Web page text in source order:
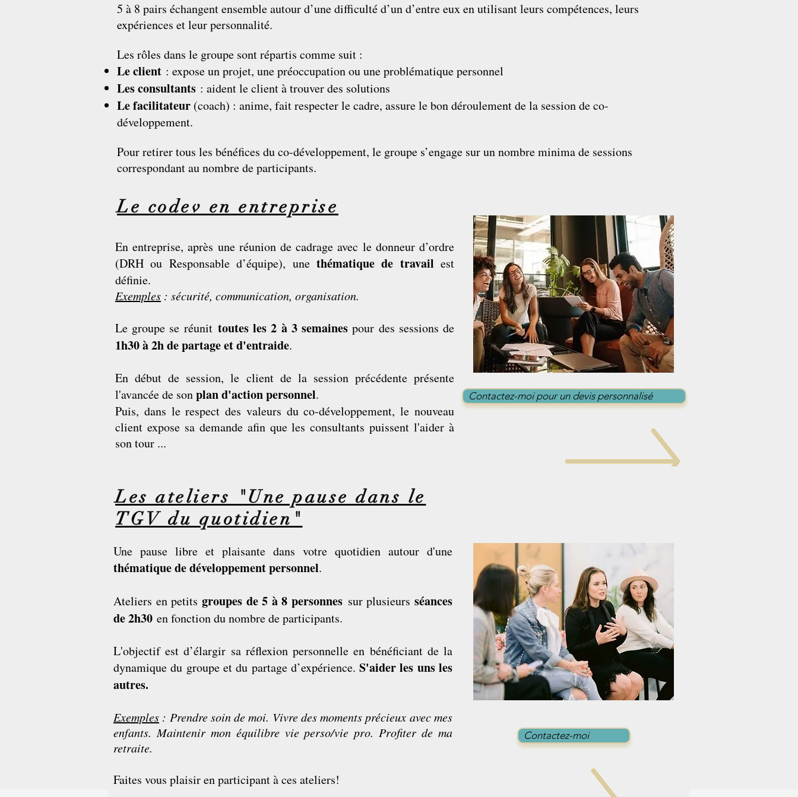
5 à 8 pairs échangent ensemble autour d’une difficulté d’un d’entre eux en utilisant leurs compétences, leurs
expériences et leur personnalité.
Les rôles dans le groupe sont répartis comme suit :
Le client : expose un projet, une préoccupation ou une problématique personnel
Les consultants : aident le client à trouver des solutions
Le facilitateur (coach) : anime, fait respecter le cadre, assure le bon déroulement de la session de co-
développement.
Pour retirer tous les bénéfices du co-développement, le groupe s’engage sur un nombre minima de sessions
correspondant au nombre de participants.
Le codev en entreprise
En entreprise, après une réunion de cadrage avec le donneur d’ordre
(DRH ou Responsable d’équipe), une thématique de travail est
définie.
Exemples : sécurité, communication, organisation.
Le groupe se réunit toutes les 2 à 3 semaines pour des sessions de
1h30 à 2h de partage et d'entraide.
En début de session, le client de la session précédente présente
l'avancée de sonplan d'action personnel.
Puis, dans le respect des valeurs du co-développement, le nouveau
client expose sa demande afin que les consultants puissent l'aider à
son tour ...
Contactez-moi pour un devis personnalisé
Les ateliers "Une pause dans le
TGV du quotidien"
Une pause libre et plaisante dans votre quotidien autour d'une
thématique de développement personnel.
Ateliers en petits groupes de 5 à 8 personnes sur plusieursséances
de 2h30 en fonction du nombre de participants.
L'objectif est d’élargir sa réflexion personnelle en bénéficiant de la
dynamique du groupe et du partage d’expérience.S'aider les uns les
autres.
Exemples : Prendre soin de moi. Vivre des moments précieux avec mes
enfants. Maintenir mon équilibre vie perso/vie pro. Profiter de ma
retraite.
Faites vous plaisir en participant à ces ateliers!
Contactez-moi